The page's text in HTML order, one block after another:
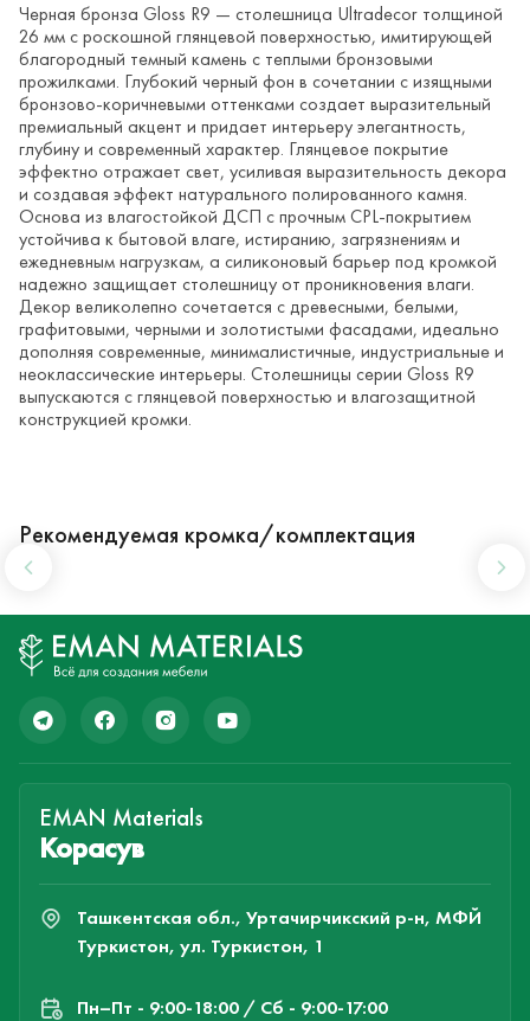
Черная бронза Gloss R9 — столешница Ultradecor толщиной
26 мм с роскошной глянцевой поверхностью, имитирующей
благородный темный камень с теплыми бронзовыми
прожилками. Глубокий черный фон в сочетании с изящными
бронзово-коричневыми оттенками создает выразительный
премиальный акцент и придает интерьеру элегантность,
глубину и современный характер. Глянцевое покрытие
эффектно отражает свет, усиливая выразительность декора
и создавая эффект натурального полированного камня.
Основа из влагостойкой ДСП с прочным CPL-покрытием
устойчива к бытовой влаге, истиранию, загрязнениям и
ежедневным нагрузкам, а силиконовый барьер под кромкой
надежно защищает столешницу от проникновения влаги.
Декор великолепно сочетается с древесными, белыми,
графитовыми, черными и золотистыми фасадами, идеально
дополняя современные, минималистичные, индустриальные и
неоклассические интерьеры. Столешницы серии Gloss R9
выпускаются с глянцевой поверхностью и влагозащитной
конструкцией кромки.
Рекомендуемая кромка/комплектация
EMAN Materials
Корасув
Ташкентская обл., Уртачирчикский р-н, МФЙ
Туркистон, ул. Туркистон, 1
Пн–Пт - 9:00-18:00 / Сб - 9:00-17:00